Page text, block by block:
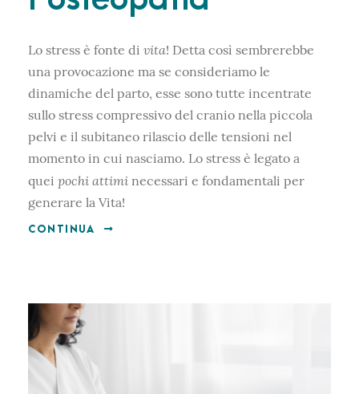
Lo stress è fonte di vita! Detta così sembrerebbe
una provocazione ma se consideriamo le
dinamiche del parto, esse sono tutte incentrate
sullo stress compressivo del cranio nella piccola
pelvi e il subitaneo rilascio delle tensioni nel
momento in cui nasciamo. Lo stress è legato a
quei pochi attimi necessari e fondamentali per
generare la Vita!
CONTINUA